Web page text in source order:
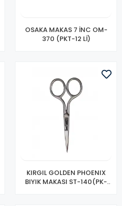
OSAKA MAKAS 7 İNC OM-
370 (PKT-12 Lİ)
KIRGIL GOLDEN PHOENIX
BIYIK MAKASI ST-140(PK-